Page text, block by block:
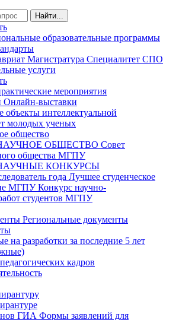
Найти...
образовательные программы
Магистратура Специалитет СПО
услуги
мероприятия
Онлайн-выставки
объекты интеллектуальной
молодых ученых
общество
ОБЩЕСТВО Совет
общества МГПУ
КОНКУРСЫ
года Лучшее студенческое
МГПУКонкурс научно-
студентов МГПУ
Региональные документы
на разработки за последние 5 лет
кадров
ГИА Формы заявлений для